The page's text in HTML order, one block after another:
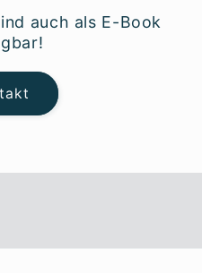
auch als E-Book